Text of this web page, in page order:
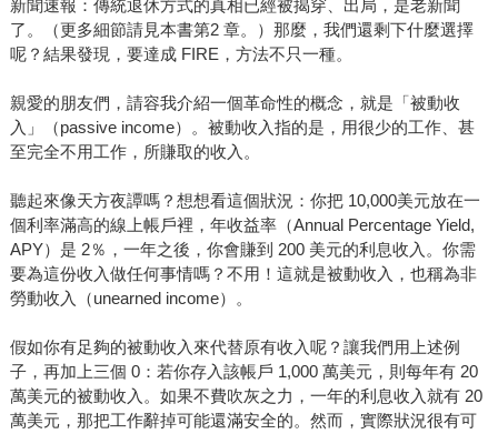
新聞速報：傳統退休方式的真相已經被揭穿、出局，是老新聞
了。（更多細節請見本書第2 章。）那麼，我們還剩下什麼選擇
呢？結果發現，要達成 FIRE，方法不只一種。
親愛的朋友們，請容我介紹一個革命性的概念，就是「被動收
入」（passive income）。被動收入指的是，用很少的工作、甚
至完全不用工作，所賺取的收入。
聽起來像天方夜譚嗎？想想看這個狀況：你把 10,000美元放在一
個利率滿高的線上帳戶裡，年收益率（Annual Percentage Yield,
APY）是 2％，一年之後，你會賺到 200 美元的利息收入。你需
要為這份收入做任何事情嗎？不用！這就是被動收入，也稱為非
勞動收入（unearned income）。
假如你有足夠的被動收入來代替原有收入呢？讓我們用上述例
子，再加上三個 0：若你存入該帳戶 1,000 萬美元，則每年有 20
萬美元的被動收入。如果不費吹灰之力，一年的利息收入就有 20
萬美元，那把工作辭掉可能還滿安全的。然而，實際狀況很有可